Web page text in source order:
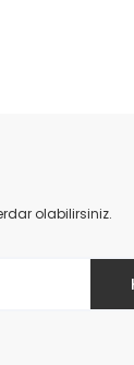
olabilirsiniz.